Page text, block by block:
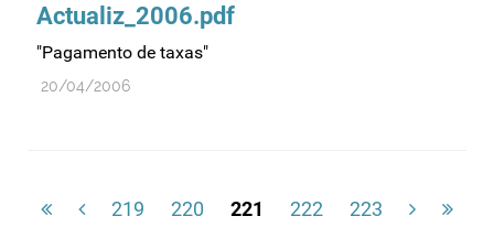
Actualiz_2006.pdf
"Pagamento de taxas"
20/04/2006
219 220 221 222 223